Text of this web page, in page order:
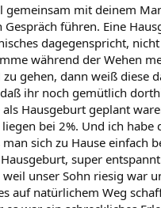
gemeinsam mit deinem
Gespräch führen. Eine
dagegenspricht,
während der Wehen
zu gehen, dann weiß diese
ihr noch gemütlich
Hausgeburt geplant
bei 2%. Und ich habe
sich zu Hause einfach
super
weil unser Sohn riesig war
auf natürlichem Weg